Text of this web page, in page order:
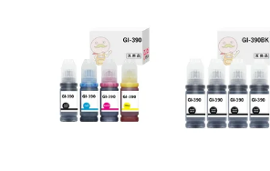
【GI-31】
互換品：ブラック170ml/カラー各70ml
純正品：ブラック135ml/カラー各70ml